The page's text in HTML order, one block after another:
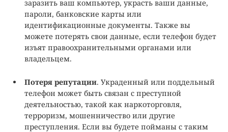
заразить ваш компьютер, украсть ваши данные,
пароли, банковские карты или
идентификационные документы. Также вы
можете потерять свои данные, если телефон будет
изъят правоохранительными органами или
владельцем.
Потеря репутации. Украденный или поддельный
телефон может быть связан с преступной
деятельностью, такой как наркоторговля,
терроризм, мошенничество или другие
преступления. Если вы будете пойманы с таким